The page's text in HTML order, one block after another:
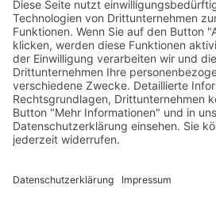
GemüseAckerdemie
Schüler-Band
Grundschul-Chor
Catering-AG
Eltern
Elternnachricht
Allgemeine Informationen
Elternbeirat
Anmeldung
Anmeldung
Polizei